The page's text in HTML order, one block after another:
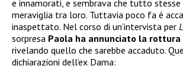
e innamorati, e sembrava che tutto stesse
meraviglia tra loro. Tuttavia poco fa è
inaspettato. Nel corso di un’intervista per
sorpresa Paola ha annunciato la rottura
rivelando quello che sarebbe accaduto.
dichiarazioni dell’ex Dama: